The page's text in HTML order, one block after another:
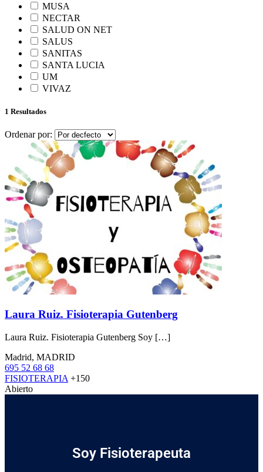
MUSA
NECTAR
SALUD ON NET
SALUS
SANITAS
SANTA LUCIA
UM
VIVAZ
1 Resultados
Ordenar por:
Laura Ruiz. Fisioterapia Gutenberg
Laura Ruiz. Fisioterapia Gutenberg Soy […]
Madrid, MADRID
695 52 68 68
FISIOTERAPIA +150
Abierto
Soy Fisioterapeuta